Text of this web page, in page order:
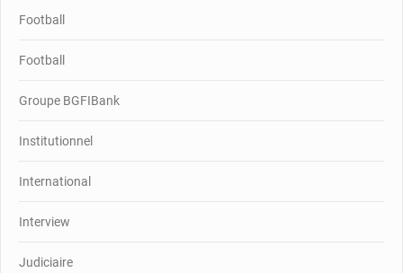
Football
Football
Groupe BGFIBank
Institutionnel
International
Interview
Judiciaire